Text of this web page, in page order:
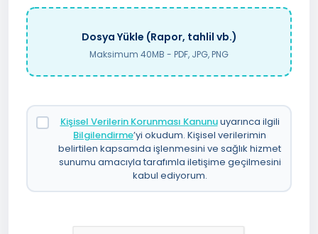
Dosya Yükle (Rapor, tahlil vb.)
Maksimum 40MB - PDF, JPG, PNG
Kişisel Verilerin Korunması Kanunuuyarınca ilgili
Bilgilendirme’yi okudum. Kişisel verilerimin
belirtilen kapsamda işlenmesini ve sağlık hizmet
sunumu amacıyla tarafımla iletişime geçilmesini
kabul ediyorum.